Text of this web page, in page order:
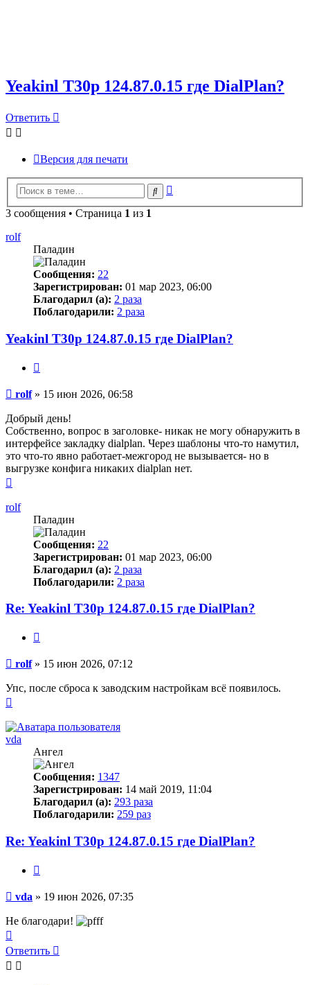
Yeakinl T30p 124.87.0.15 где DialPlan?
Ответить
Версия для печати
Поиск
3 сообщения • Страница 1 из 1
rolf
Паладин
Сообщения: 22
Зарегистрирован: 01 мар 2023, 06:00
Благодарил (а): 2 раза
Поблагодарили: 2 раза
Yeakinl T30p 124.87.0.15 где DialPlan?
Сообщение
rolf» 15 июн 2026, 06:58
Добрый день!
Собственно, вопрос в заголовке- никак не могу обнаружить в
интерфейсе закладку dialplan. Через шаблоны что-то намутил,
это что-то явно работает-межгород не вызывается- но в
выгрузке конфига никаких dialplan нет.
началу
rolf
Паладин
Сообщения: 22
Зарегистрирован: 01 мар 2023, 06:00
Благодарил (а): 2 раза
Поблагодарили: 2 раза
Re: Yeakinl T30p 124.87.0.15 где DialPlan?
Сообщение
rolf» 15 июн 2026, 07:12
Упс, после сброса к заводским настройкам всё появилось.
началу
vda
Ангел
Сообщения: 1347
Зарегистрирован: 14 май 2019, 11:04
Благодарил (а): 293 раза
Поблагодарили: 259 раз
Re: Yeakinl T30p 124.87.0.15 где DialPlan?
Сообщение
vda » 19 июн 2026, 07:35
Не благодари!
к
началу
Ответить